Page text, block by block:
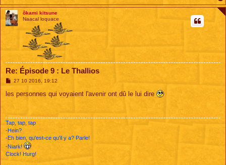
ôkami kitsune
Naacal loquace
Re: Épisode 9 : Le Thallios
M
s
27 10 2016, 19:12
les personnes qui voyaient l'avenir ont dû le lui dire
Tap, tap, tap
-Hein?
-Eh bien, qu'est-ce qu'il y a? Parle!
-Niark!
Clock! Hurg!